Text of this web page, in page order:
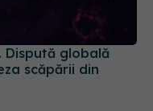
Dispută globală
scăpării din